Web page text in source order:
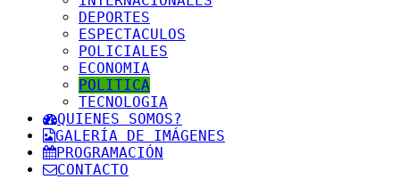
DEPORTES
ESPECTACULOS
POLICIALES
ECONOMIA
POLITICA
TECNOLOGIA
QUIENES SOMOS?
GALERÍA DE IMÁGENES
PROGRAMACIÓN
CONTACTO